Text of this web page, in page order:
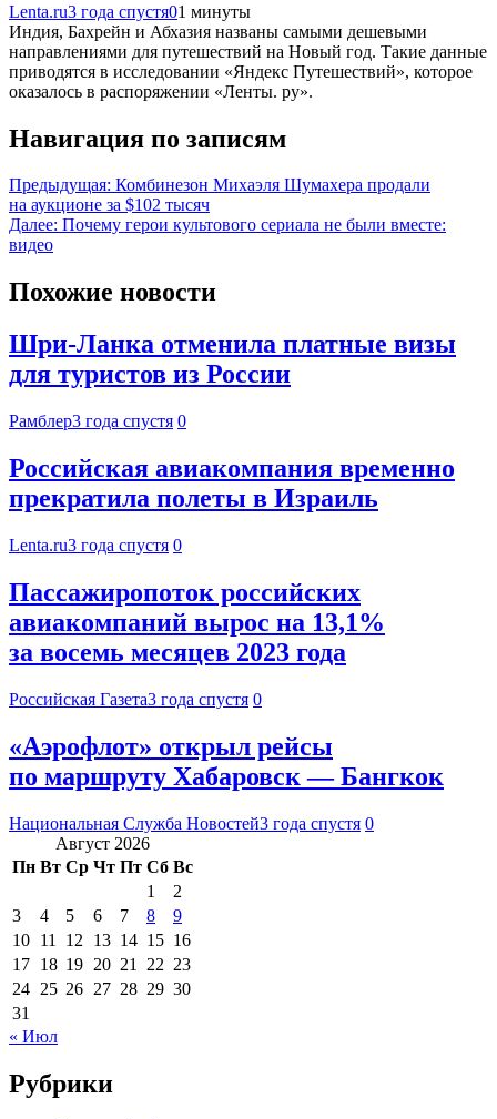
Lenta.ru3 года спустя01 минуты
Индия, Бахрейн и Абхазия названы самыми дешевыми
направлениями для путешествий на Новый год. Такие данные
приводятся в исследовании «Яндекс Путешествий», которое
оказалось в распоряжении «Ленты. ру».
Навигация по записям
Предыдущая: Комбинезон Михаэля Шумахера продали
на аукционе за $102 тысяч
Далее: Почему герои культового сериала не были вместе:
видео
Похожие новости
Шри-Ланка отменила платные визы
для туристов из России
Рамблер3 года спустя 0
Российская авиакомпания временно
прекратила полеты в Израиль
Lenta.ru3 года спустя 0
Пассажиропоток российских
авиакомпаний вырос на 13,1%
за восемь месяцев 2023 года
Российская Газета3 года спустя 0
«Аэрофлот» открыл рейсы
по маршруту Хабаровск — Бангкок
Национальная Служба Новостей3 года спустя 0
Август 2026
Пн Вт Ср Чт Пт Сб Вс
1
2
3
4 5 6 7 8
9
10 11 12 13 14 15 16
17 18 19 20 21 22 23
24 25 26 27 28 29 30
31
« Июл
Рубрики